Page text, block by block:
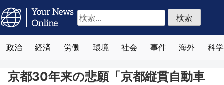
検
索:
政治 経済 労働 環境 社会 事件 海外 科学
京都30年来の悲願「京都縦貫自動車